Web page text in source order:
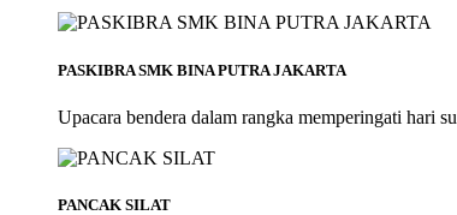
PASKIBRA SMK BINA PUTRA JAKARTA
Upacara bendera dalam rangka memperingati hari
PANCAK SILAT